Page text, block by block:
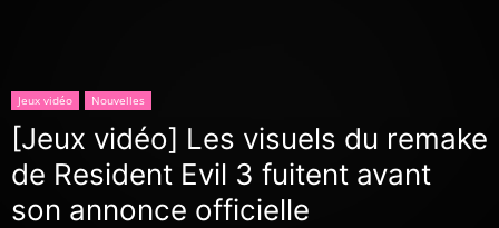
Jeux vidéo Nouvelles
[Jeux vidéo] Les visuels du remake
de Resident Evil 3 fuitent avant
son annonce officielle